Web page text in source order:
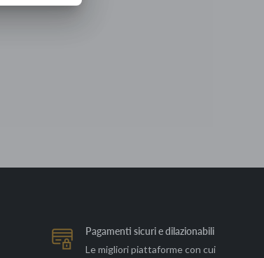
Pagamenti sicuri e dilazionabili
Le migliori piattaforme con cui